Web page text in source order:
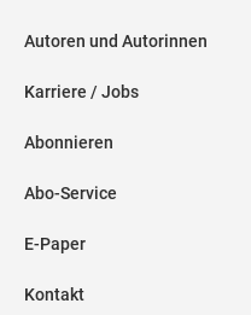
Autoren und Autorinnen
Karriere / Jobs
Abonnieren
Abo-Service
E-Paper
Kontakt